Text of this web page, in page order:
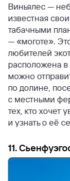
Виньялес —
известная
табачными
— «моготе».
любителей
расположена
можно
по долине,
с местными
тех, кто хочет
и узнать о её
11.